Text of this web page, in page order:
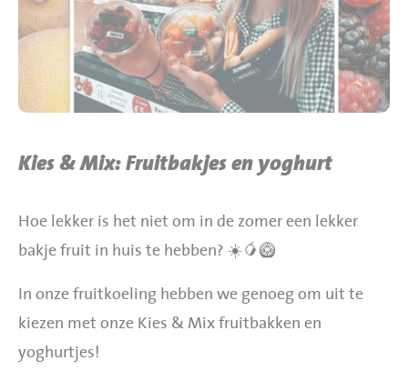
Jumbo Huibers Specials
Kies & Mix: Fruitbakjes en yoghurt
Hoe lekker is het niet om in de zomer een lekker
bakje fruit in huis te hebben? ☀️🥭🥝
In onze fruitkoeling hebben we genoeg om uit te
kiezen met onze Kies & Mix fruitbakken en
yoghurtjes!